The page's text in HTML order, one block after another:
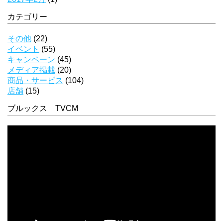
カテゴリー
その他 (22)
イベント (55)
キャンペーン (45)
メディア掲載 (20)
商品・サービス (104)
店舗 (15)
ブルックス TVCM